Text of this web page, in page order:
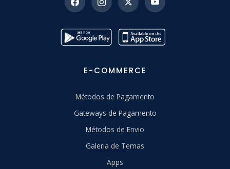
E-COMMERCE
Métodos de Pagamento
Gateways de Pagamento
Métodos de Envio
Galeria de Temas
Apps